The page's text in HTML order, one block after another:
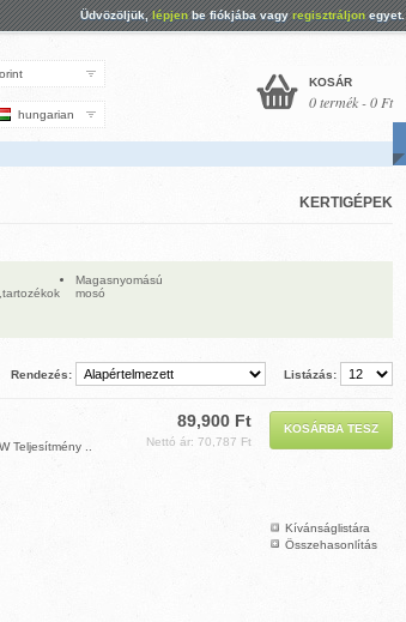
Üdvözöljük,lépjenbe fiókjába vagyregisztráljonegyet.
hungarian
KOSÁR
0 termék - 0 Ft
KERTIGÉPEK
Magasnyomású
mosó
Listázás:
Rendezés:
Kívánságlistára
Összehasonlítás
89,900 Ft
Nettó ár: 70,787 Ft
Teljesítmény ..